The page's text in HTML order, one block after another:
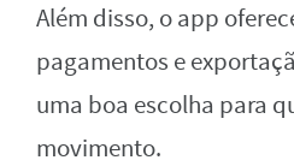
Além disso, o app
pagamentos e
uma boa escolha para
movimento.